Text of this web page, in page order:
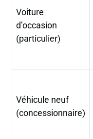
Voiture
d’occasion
(particulier)
Véhicule neuf
(concessionnaire)